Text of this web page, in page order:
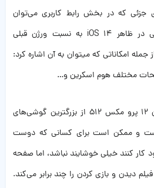
جزئی که در بخش رابط کاربری می‌توان
مشاهده کرد تغییرات چندانی در ظاهر iOS 14 به نسبت ورژن‌ قبلی
امکاناتی که میتوان به آن اشاره کرد:
درست است که گوشی آیفون ۱۲ پرو مکس 512 از بزرگترین گوشی‌های
اپل در سال ۲۰۲۰ است و ممکن است برای کسانی که دوست
کنند خیلی خوشایند نباشد، اما صفحه
دیدن و بازی کردن را چند برابر می‌کند.